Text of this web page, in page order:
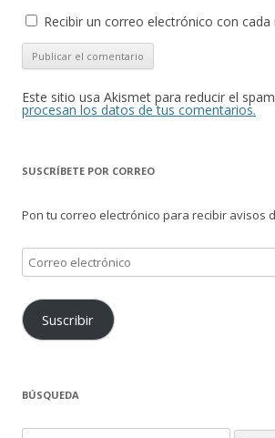
Recibir un correo electrónico con cada
Este sitio usa Akismet para reducir el
procesan los datos de tus comentarios.
SUSCRÍBETE POR CORREO
Pon tu correo electrónico para recibir avisos
Correo
electrónico
Suscribir
BÚSQUEDA